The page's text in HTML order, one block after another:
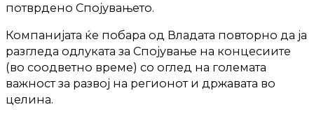
потврдено Спојувањето.
Компанијата ќе побара од Владата повторно да ја
разгледа одлуката за Спојување на концесиите
(во соодветно време) со оглед на големата
важност за развој на регионот и државата во
целина.